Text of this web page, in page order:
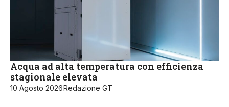
Acqua ad alta temperatura con efficienza
stagionale elevata
10 Agosto 2026Redazione GT